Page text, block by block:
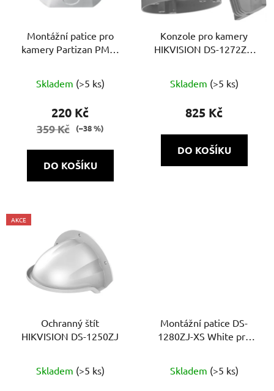
Montážní patice pro
kamery Partizan PMB-
Skladem (>5 ks)
220 Kč
359 Kč (–38 %)
DO KOŠÍKU
Konzole pro kamery
HIKVISION DS-1272ZJ-
Skladem (>5 ks)
825 Kč
DO KOŠÍKU
AKCE
Ochranný štít
HIKVISION DS-1250ZJ
Skladem (>5 ks)
Montážní patice DS-
1280ZJ-XS White pro
Skladem (>5 ks)